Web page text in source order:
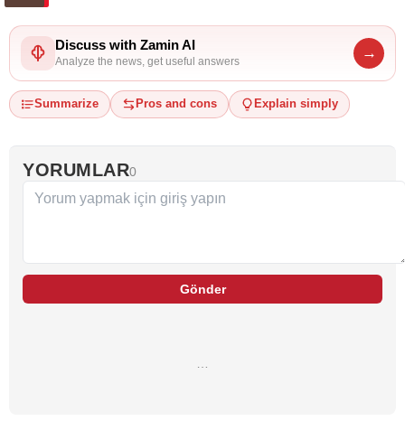
Discuss with Zamin AI
Analyze the news, get useful answers
→
Summarize Pros and cons Explain simply
YORUMLAR0
Gönder